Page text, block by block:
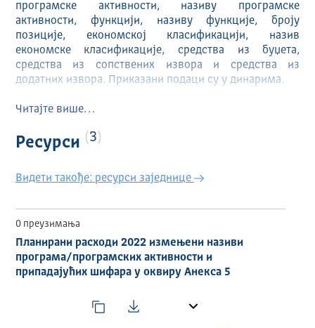
програмске активности, називу програмске
активности, функцији, називу функције, броју
позиције, економској класификацији, назив
економске класификације, средства из буџета,
средства из сопствених извора и средства из
додатних извора. Приказани подаци су у динарима.
Планирани расходи 2022 измењени називи програма/
оквиру Анекса 5 - подразумева измењену верзију
ресурса ,,Планирани расходи 2022".
Планирани приходи 2022 - у коме су исказани
категорији, називу категорије, групи, називу групе,
економској класи, називу економске класе, средства
из буџета, средства из сопствених извора и средства
из додатних извора. Приказани подаци су у динарима.
ИЗДАВАЧ
Град Зрењанин
Читајте више…
Ресурси 3
Видети такође: ресурси заједнице
0 преузимања
Планирани расходи 2022 измењени називи
програма/програмских активности и
припадајућих шифара у оквиру Анекса 5